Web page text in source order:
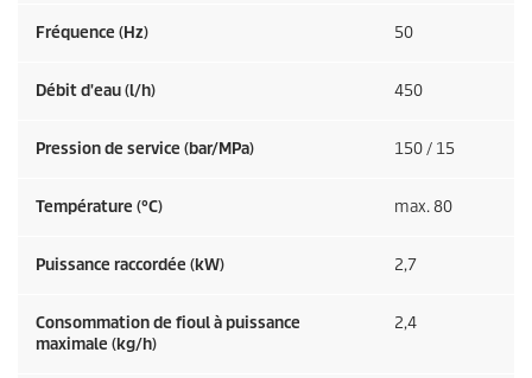
Fréquence (Hz) 50
Débit d'eau (l/h) 450
Pression de service (bar/MPa) 150 / 15
Température (°C) max. 80
Puissance raccordée (kW) 2,7
Consommation de fioul à puissance
maximale (kg/h)
2,4